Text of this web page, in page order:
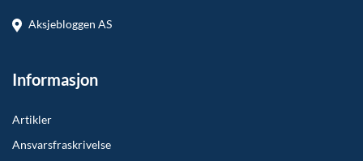
Aksjebloggen AS
Informasjon
Artikler
Ansvarsfraskrivelse